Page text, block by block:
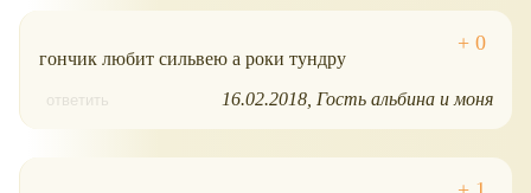
гончик любит сильвею а роки тундру
ответить 16.02.2018 Гость альбина и моня